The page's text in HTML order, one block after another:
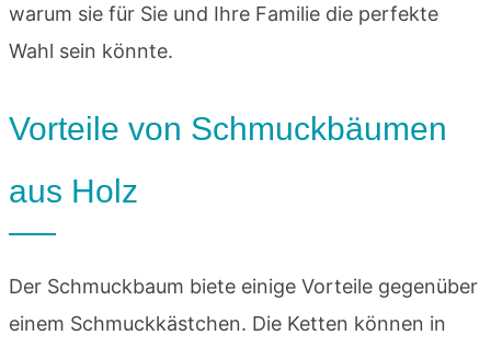
warum sie für Sie und Ihre Familie die perfekte
Wahl sein könnte.
Vorteile von Schmuckbäumen
aus Holz
Der Schmuckbaum biete einige Vorteile gegenüber
einem Schmuckkästchen. Die Ketten können in